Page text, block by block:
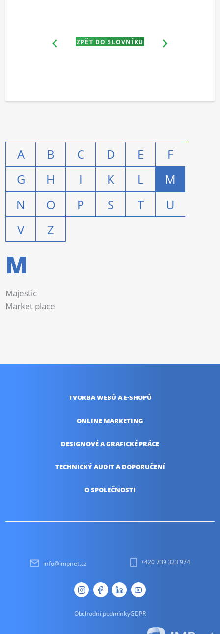
ZPĚT DO SLOVNÍKU
A B C D E
F
G
H I K L
M
N
O P S T
U
V
Z
M
Majestic
Market place
TVORBA WEBŮ A E-SHOPŮ
ONLINE MARKETING
DESIGNOVÉ AGRAFICKÉ PRÁCE
TECHNICKÝ AUDITA DOPORUČENÍ
O SPOLEČNOSTI
info@impnet.cz +420 739 323 974
Obchodní podmínkyGDPR